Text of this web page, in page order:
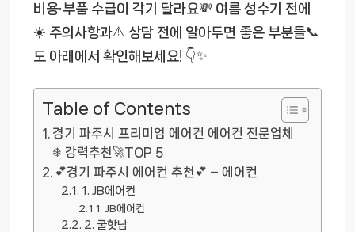
비용·부품 수급이 각기 달라요💸 여름 성수기 전에
☀️ 주의사항과⚠️ 상담 전에 알아두면 좋은 부분들📞
도 아래에서 확인해보세요! 👇✨
Table of Contents
경기 파주시 프리미엄 에어컨 에어컨 전문업체
❄️ 강력추천🚀TOP 5
💕경기 파주시 에어컨 추천💕 – 에어컨
1. JB에어컨
JB에어컨
2. 쿨핫남